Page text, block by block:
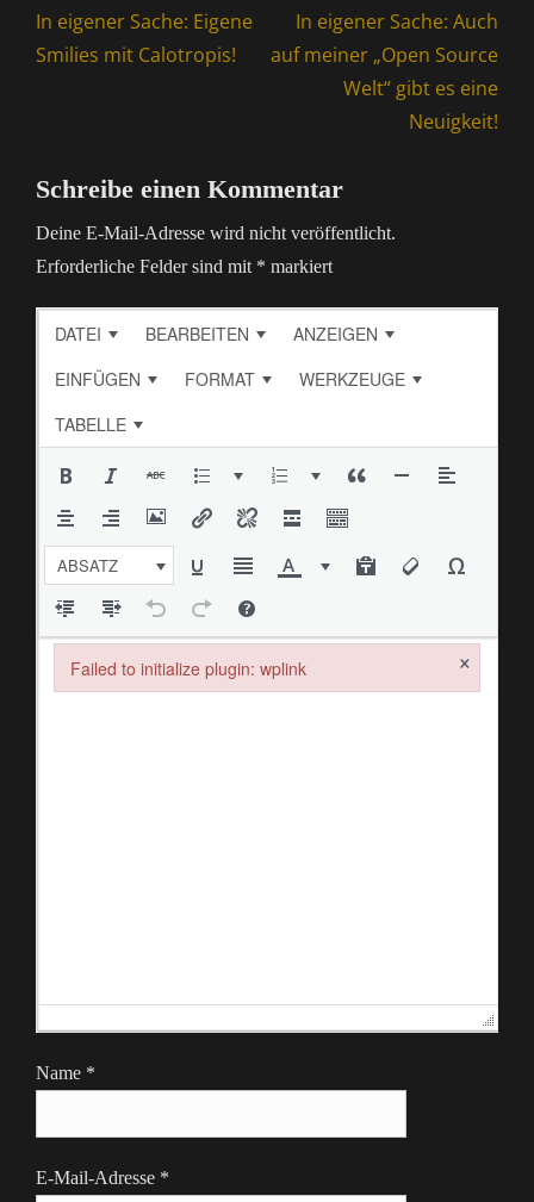
Previous
post:
In eigener Sache: Eigene
Smilies mit Calotropis!
Next
post:
In eigener Sache: Auch
auf meiner „Open Source
Welt“ gibt es eine
Neuigkeit!
Schreibe einen Kommentar
Deine E-Mail-Adresse wird nicht veröffentlicht.
Erforderliche Felder sind mit * markiert
DATEI BEARBEITEN
ANZEIGEN
EINFÜGEN
FORMAT
WERKZEUGE
TABELLE
ABSATZ
Name *
E-Mail-Adresse *
Failed to initialize plugin: wplink ×
Failed to initialize plugin: wplink